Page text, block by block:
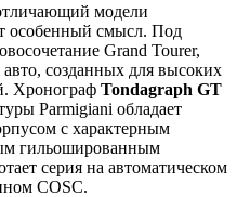
модели
особенный смысл. Под
Grand Tourer,
созданных для высоких
Хронограф Tondagraph GT
Parmigiani обладает
с характерным
гильошированным
серия на автоматическом
COSC.